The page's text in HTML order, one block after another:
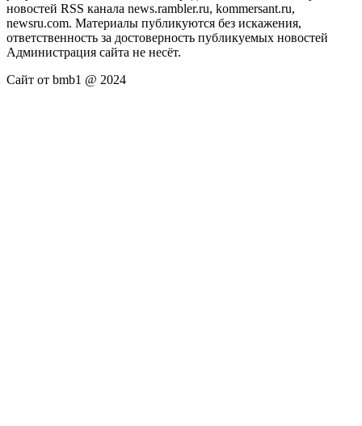
новостей RSS канала news.rambler.ru, kommersant.ru,
newsru.com. Материалы публикуются без искажения,
ответственность за достоверность публикуемых новостей
Администрация сайта не несёт.
Сайт от bmb1 @ 2024